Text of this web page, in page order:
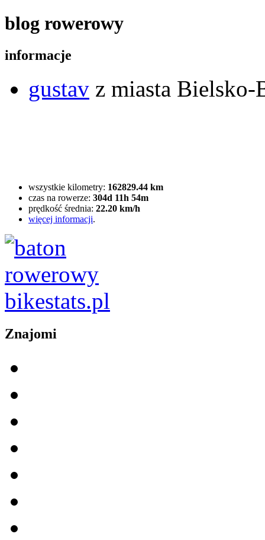
blog rowerowy
informacje
gustav z miasta Bielsko-
wszystkie kilometry: 162829.44 km
czas na rowerze: 304d 11h 54m
prędkość średnia: 22.20 km/h
więcej informacji.
Znajomi